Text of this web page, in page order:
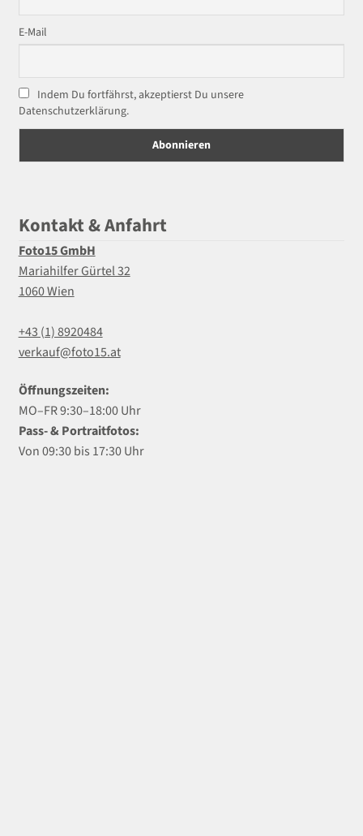
E-Mail
Indem Du fortfährst, akzeptierst Du unsere
Datenschutzerklärung.
Kontakt & Anfahrt
Foto15 GmbH
Mariahilfer Gürtel 32
1060 Wien
+43 (1) 8920484
verkauf@foto15.at
Öffnungszeiten:
MO–FR 9:30–18:00 Uhr
Pass- & Portraitfotos:
Von 09:30 bis 17:30 Uhr